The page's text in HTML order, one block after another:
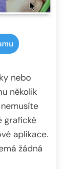
nebo
několik
grafické
aplikace.
žádná